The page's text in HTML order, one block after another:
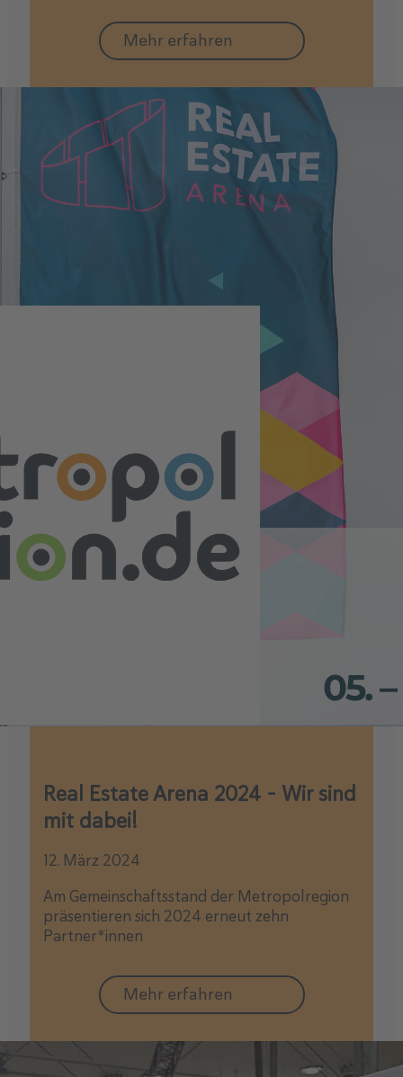
Mehr erfahren
Real Estate Arena 2024 – Wir sind
mit dabei!
12. März 2024
Am Gemeinschaftsstand der Metropolregion
präsentieren sich 2024 erneut zehn
Partner*innen
Mehr erfahren